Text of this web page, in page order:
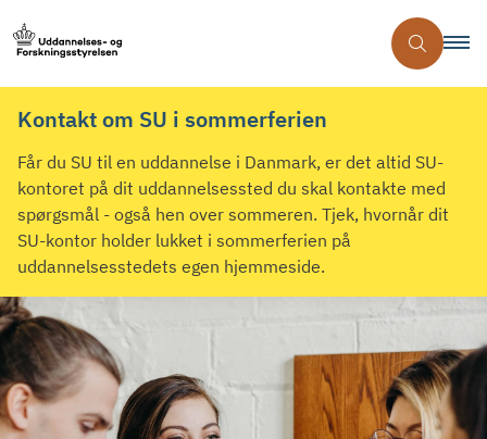
Kontakt om SU i sommerferien
Får du SU til en uddannelse i Danmark, er det altid SU-
kontoret på dit uddannelsessted du skal kontakte med
spørgsmål - også hen over sommeren. Tjek, hvornår dit
SU-kontor holder lukket i sommerferien på
uddannelsesstedets egen hjemmeside.